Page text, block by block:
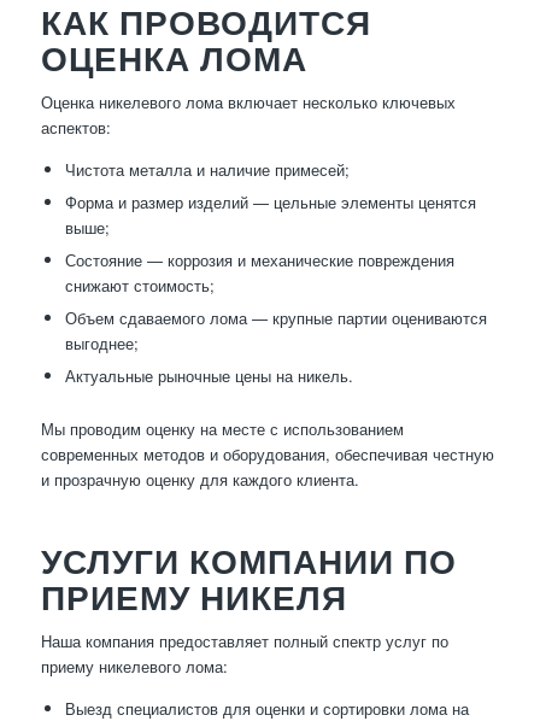
КАК ПРОВОДИТСЯ
ОЦЕНКА ЛОМА
Оценка никелевого лома включает несколько ключевых
аспектов:
Чистота металла и наличие примесей;
Форма и размер изделий — цельные элементы ценятся
выше;
Состояние — коррозия и механические повреждения
снижают стоимость;
Объем сдаваемого лома — крупные партии оцениваются
выгоднее;
Актуальные рыночные цены на никель.
Мы проводим оценку на месте с использованием
современных методов и оборудования, обеспечивая честную
и прозрачную оценку для каждого клиента.
УСЛУГИ КОМПАНИИ ПО
ПРИЕМУ НИКЕЛЯ
Наша компания предоставляет полный спектр услуг по
приему никелевого лома:
Выезд специалистов для оценки и сортировки лома на